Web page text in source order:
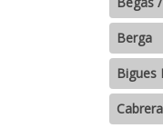
Berga
Bigues